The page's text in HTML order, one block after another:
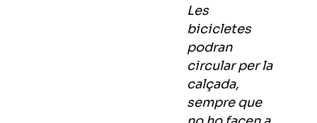
Les
bicicletes
podran
circular per la
calçada,
sempre que